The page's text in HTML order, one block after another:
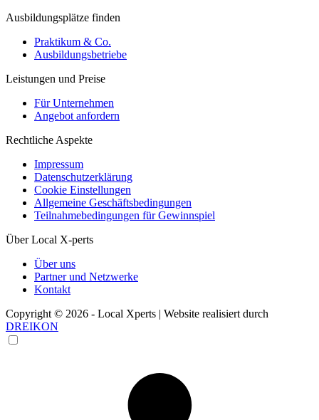
Ausbildungsplätze finden
Praktikum & Co.
Ausbildungsbetriebe
Leistungen und Preise
Für Unternehmen
Angebot anfordern
Rechtliche Aspekte
Impressum
Datenschutzerklärung
Cookie Einstellungen
Allgemeine Geschäftsbedingungen
Teilnahmebedingungen für Gewinnspiel
Über Local X-perts
Über uns
Partner und Netzwerke
Kontakt
Copyright © 2026 - Local Xperts | Website realisiert durch
DREIKON